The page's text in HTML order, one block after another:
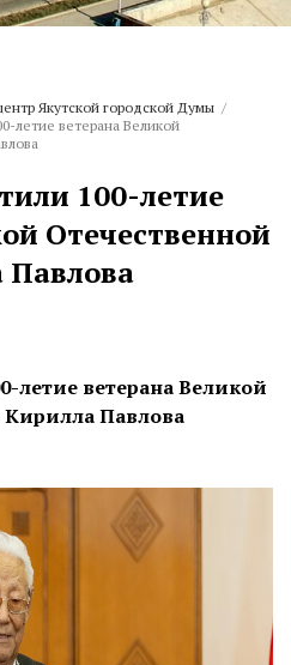
Якутской городской Думы /
летие ветерана Великой
100-летие
Отечественной
летие ветерана Великой
Павлова